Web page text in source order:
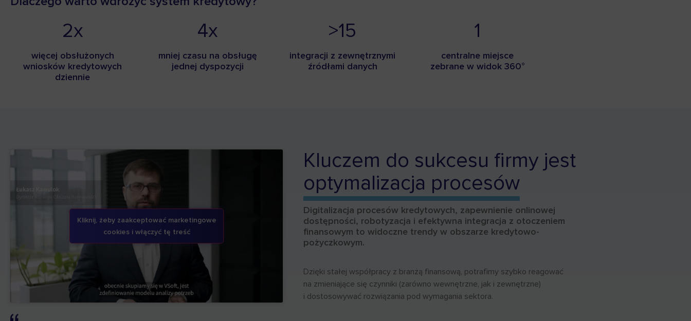
2x
więcej obsłużonych
wniosków kredytowych
dziennie
4x
mniej czasu na obsługę
jednej dyspozycji
>15
integracji z zewnętrznymi
źródłami danych
1
centralne miejsce
zebrane w widok 360°
Kliknij, żeby zaakceptować marketingowe
cookies i włączyć tę treść
Kluczem do sukcesu firmy jest
optymalizacja procesów
Digitalizacja procesów kredytowych, zapewnienie onlinowej
dostępności, robotyzacja i efektywna integracja z otoczeniem
finansowym to widoczne trendy w obszarze kredytowo-
pożyczkowym.
Dzięki stałej współpracy z branżą finansową, potrafimy szybko reagować
na zmieniające się czynniki (zarówno wewnętrzne, jak i zewnętrzne)
i dostosowywać rozwiązania pod wymagania sektora.